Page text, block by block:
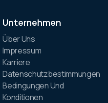
Unternehmen
Über Uns
Impressum
Karriere
Datenschutzbestimmungen
Bedingungen Und
Konditionen